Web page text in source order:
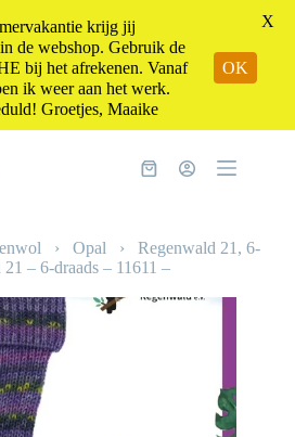
Winkelwagen
› Opal › Regenwald 21, 6-
– 6-draads – 11611 –
krijg jij
webshop. Gebruik de
bij het afrekenen. Vanaf
ik weer aan het werk.
Groetjes, Maaike
OK
X